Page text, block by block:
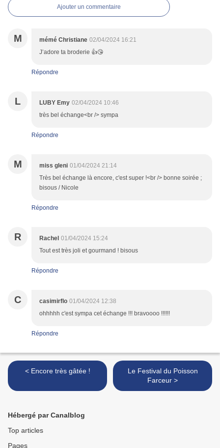
Ajouter un commentaire
M mémé Christiane 02/04/2024 16:21
J’adore ta broderie 👍😘
Répondre
L LUBY Emy 02/04/2024 10:46
très bel échange<br /> sympa
Répondre
M miss gleni 01/04/2024 21:14
Très bel échange là encore, c'est super !<br /> bonne soirée ;
bisous / Nicole
Répondre
R Rachel 01/04/2024 15:24
Tout est très joli et gourmand ! bisous
Répondre
C casimirflo 01/04/2024 12:38
ohhhhh c'est sympa cet échange !!! bravoooo !!!!!!
Répondre
< Encore très gâtée !
Le Festival du Poisson
Farceur >
Hébergé par Canalblog
Top articles
Pages